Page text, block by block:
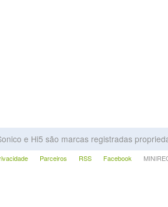
e Hi5 são marcas registradas
Parceiros RSS Facebook